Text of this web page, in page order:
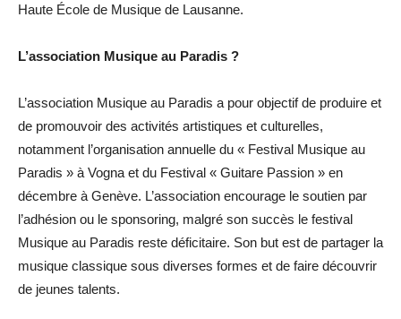
Haute École de Musique de Lausanne.
L’association Musique au Paradis ?
L’association Musique au Paradis a pour objectif de produire et
de promouvoir des activités artistiques et culturelles,
notamment l’organisation annuelle du « Festival Musique au
Paradis » à Vogna et du Festival « Guitare Passion » en
décembre à Genève. L’association encourage le soutien par
l’adhésion ou le sponsoring, malgré son succès le festival
Musique au Paradis reste déficitaire. Son but est de partager la
musique classique sous diverses formes et de faire découvrir
de jeunes talents.